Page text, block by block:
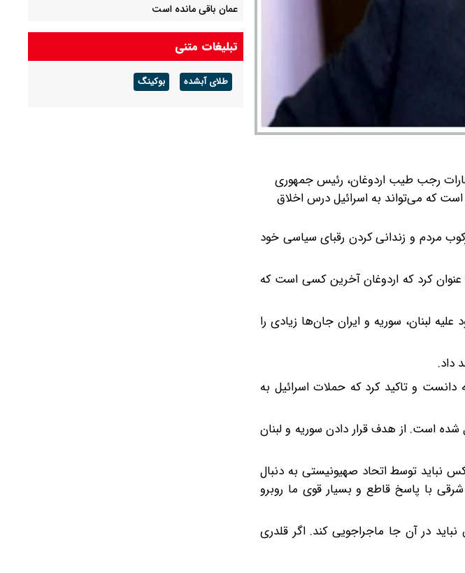
رجب طیب اردوغان، رئیس جمهوری
است که می‌تواند به اسرائیل درس اخلاق
مردم و زندانی کردن رقبای سیاسی خود
کرد که اردوغان آخرین کسی است که
با تجاوزات خود علیه لبنان، سوریه و ایران جان‌ها زیادی را
داد.
دانست و تاکید کرد که حملات اسرائیل به
شده است. از هدف قرار دادن سوریه و لبنان
توسط اتحاد صهیونیستی به دنبال
با پاسخ قاطع و بسیار قوی ما روبرو
در آن جا ماجراجویی کند. اگر قلدری
عمان باقی مانده است
عبور ۲ نفت‌کش پاکستانی از تنگه باب‌المندب
رهبر شهید هیچ‌وقت دنبال جنگ نبودند/ باید
اتفاقات گذشته را به عربستان و امارات یادآوری کنیم
تبلیغات متنی
طلای آبشده بوکینگ